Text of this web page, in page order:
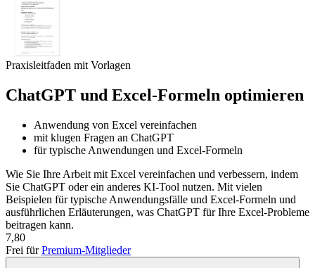
Praxisleitfaden mit Vorlagen
ChatGPT und Excel-Formeln optimieren
Anwendung von Excel vereinfachen
mit klugen Fragen an ChatGPT
für typische Anwendungen und Excel-Formeln
Wie Sie Ihre Arbeit mit Excel vereinfachen und verbessern, indem
Sie ChatGPT oder ein anderes KI-Tool nutzen. Mit vielen
Beispielen für typische Anwendungsfälle und Excel-Formeln und
ausführlichen Erläuterungen, was ChatGPT für Ihre Excel-Probleme
beitragen kann.
7,80
Frei fürPremium-Mitglieder